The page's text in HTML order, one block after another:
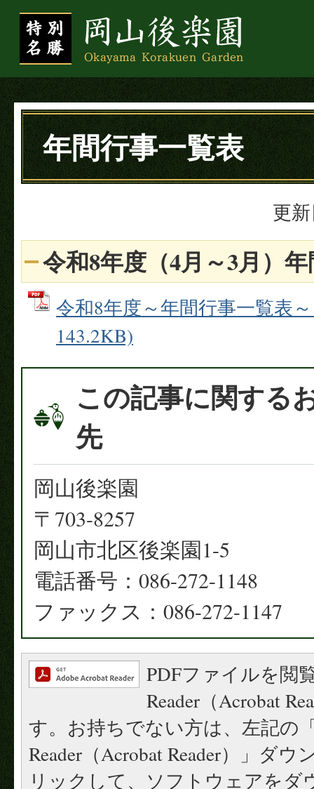
年間行事一覧表
更
令和8年度（4月～3月）
令和8年度～年間行事一覧表
143.2KB)
この記事に関する
先
岡山後楽園
〒703-8257
岡山市北区後楽園1-5
電話番号：086-272-1148
ファックス：086-272-1147
PDFファイルを閲
Reader（Acrobat
す。お持ちでない方は、左記の
Reader（Acrobat Reader）」ダ
リックして、ソフトウェアをダ